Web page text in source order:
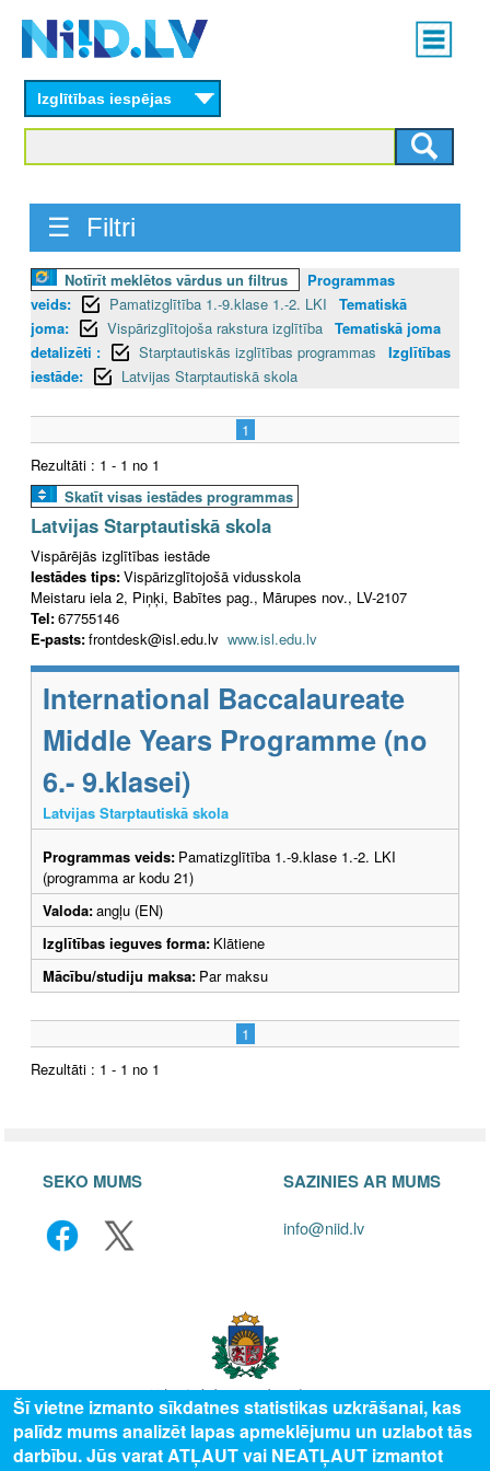
content
Main
menu
Izglītības iespējas
☰ Filtri
Notīrīt meklētos vārdus un filtrus
Programmas
veids:
Pamatizglītība 1.-9.klase 1.-2. LKI
Tematiskā
joma:
Vispārizglītojoša rakstura izglītība Tematiskā joma
detalizēti :
Starptautiskās izglītības programmas
Izglītības
iestāde:
Latvijas Starptautiskā skola
1
Rezultāti : 1 - 1 no 1
Skatīt visas iestādes programmas
Latvijas Starptautiskā skola
Vispārējās izglītības iestāde
Iestādes tips:Vispārizglītojošā vidusskola
Meistaru iela 2, Piņķi, Babītes pag., Mārupes nov., LV-2107
Tel:67755146
E-pasts:frontdesk@isl.edu.lv www.isl.edu.lv
International Baccalaureate
Middle Years Programme (no
6.- 9.klasei)
Latvijas Starptautiskā skola
Programmas veids: Pamatizglītība 1.-9.klase 1.-2. LKI
(programma ar kodu 21)
Valoda:angļu (EN)
Izglītības ieguves forma: Klātiene
Mācību/studiju maksa: Par maksu
1
Rezultāti : 1 - 1 no 1
SEKO MUMS SAZINIES AR MUMS
info@niid.lv
© 2025 Valsts izglītības attīstības aģentūra, publicētā satura visas tiesības
Šī vietne izmanto sīkdatnes statistikas uzkrāšanai, kas
palīdz mums analizēt lapas apmeklējumu un uzlabot tās
darbību. Jūs varat ATĻAUT vai NEATĻAUT izmantot